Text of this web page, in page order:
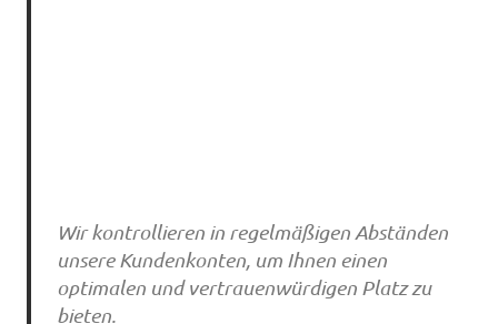
Wir kontrollieren in regelmäßigen Abständen
unsere Kundenkonten, um Ihnen einen
optimalen und vertrauenwürdigen Platz zu
bieten.